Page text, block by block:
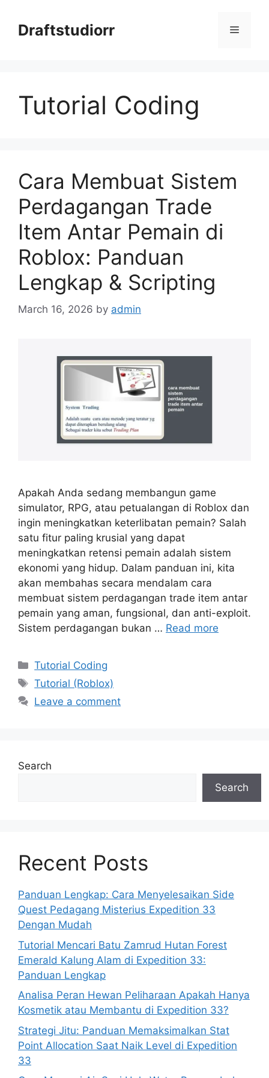
contentDraftstudiorr Menu
Tutorial Coding
Cara Membuat Sistem
Perdagangan Trade
Item Antar Pemain di
Roblox: Panduan
Lengkap & Scripting
March 16, 2026 by admin
Apakah Anda sedang membangun game
simulator, RPG, atau petualangan di Roblox dan
ingin meningkatkan keterlibatan pemain? Salah
satu fitur paling krusial yang dapat
meningkatkan retensi pemain adalah sistem
ekonomi yang hidup. Dalam panduan ini, kita
akan membahas secara mendalam cara
membuat sistem perdagangan trade item antar
pemain yang aman, fungsional, dan anti-exploit.
Sistem perdagangan bukan … Read more
Categories
Tutorial Coding
Tags
Tutorial (Roblox)
Leave a comment
Search
Search
Recent Posts
Panduan Lengkap: Cara Menyelesaikan Side
Quest Pedagang Misterius Expedition 33
Dengan Mudah
Tutorial Mencari Batu Zamrud Hutan Forest
Emerald Kalung Alam di Expedition 33:
Panduan Lengkap
Analisa Peran Hewan Peliharaan Apakah Hanya
Kosmetik atau Membantu di Expedition 33?
Strategi Jitu: Panduan Memaksimalkan Stat
Point Allocation Saat Naik Level di Expedition
33